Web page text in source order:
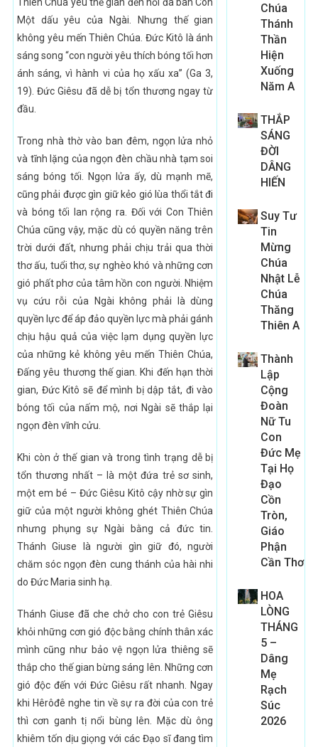
Thiên Chúa yêu thế gian đến nỗi đã ban Con
Một dấu yêu của Ngài. Nhưng thế gian
không yêu mến Thiên Chúa. Đức Kitô là ánh
sáng song “con người yêu thích bóng tối hơn
ánh sáng, vì hành vi của họ xấu xa” (Ga 3,
19). Đức Giêsu đã dễ bị tổn thương ngay từ
đầu.
Trong nhà thờ vào ban đêm, ngọn lửa nhỏ
và tĩnh lặng của ngọn đèn chầu nhà tạm soi
sáng bóng tối. Ngọn lửa ấy, dù mạnh mẽ,
cũng phải được gìn giữ kẻo gió lùa thổi tắt đi
và bóng tối lan rộng ra. Đối với Con Thiên
Chúa cũng vậy, mặc dù có quyền năng trên
trời dưới đất, nhưng phải chịu trải qua thời
thơ ấu, tuổi thơ, sự nghèo khó và những cơn
gió phất phơ của tâm hồn con người. Nhiệm
vụ cứu rỗi của Ngài không phải là dùng
quyền lực để áp đảo quyền lực mà phải gánh
chịu hậu quả của việc lạm dụng quyền lực
của những kẻ không yêu mến Thiên Chúa,
Đấng yêu thương thế gian. Khi đến hạn thời
gian, Đức Kitô sẽ để mình bị dập tắt, đi vào
bóng tối của nấm mộ, nơi Ngài sẽ thắp lại
ngọn đèn vĩnh cửu.
Khi còn ở thế gian và trong tình trạng dễ bị
tổn thương nhất – là một đứa trẻ sơ sinh,
một em bé – Đức Giêsu Kitô cậy nhờ sự gìn
giữ của một người không ghét Thiên Chúa
nhưng phụng sự Ngài bằng cả đức tin.
Thánh Giuse là người gìn giữ đó, người
chăm sóc ngọn đèn cung thánh của hài nhi
do Đức Maria sinh hạ.
Thánh Giuse đã che chở cho con trẻ Giêsu
khỏi những cơn gió độc bằng chính thân xác
mình cũng như bảo vệ ngọn lửa thiêng sẽ
thắp cho thế gian bừng sáng lên. Những cơn
gió độc đến với Đức Giêsu rất nhanh. Ngay
khi Hêrôđê nghe tin về sự ra đời của con trẻ
thì cơn ganh tị nổi bùng lên. Mặc dù ông
khiêm tốn dịu giọng với các Đạo sĩ đang tìm
Chúa
Thánh
Thần
Hiện
Xuống
Năm A
THẮP
SÁNG
ĐỜI
DÂNG
HIẾN
Suy Tư
Tin
Mừng
Chúa
Nhật Lễ
Chúa
Thăng
Thiên A
Thành
Lập
Cộng
Đoàn
Nữ Tu
Con
Đức Mẹ
Tại Họ
Đạo
Cồn
Tròn,
Giáo
Phận
Cần Thơ
HOA
LÒNG
THÁNG
5 –
Dâng
Mẹ
Rạch
Súc
2026